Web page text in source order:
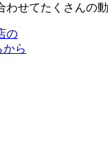
わせてたくさんの
の
から